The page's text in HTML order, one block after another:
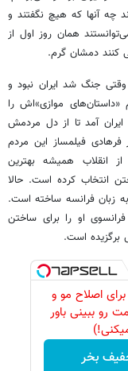
چه آنها که هیچ نگفتند و
همان روز اول از
کنند دمشان گرم.
جنگ شد ایران نبود و
موازی»اش را
آمد تا از دل مردمش
فیلمساز این مردم
انقلاب همیشه بهترین
انتخاب کرده است. حالا
زبان فرانسه ساخته است.
او را برای ساختن
برگزیده است.
برای اصلاح مو و
رو ببینی باور
بخر